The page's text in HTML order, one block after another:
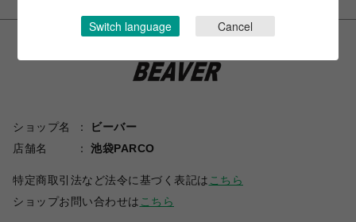
ショップ名
ビーバー
店舗名
池袋PARCO
特定商取引法など法令に基づく表記は こちら
ショップお問い合わせは こちら
Switch language Cancel